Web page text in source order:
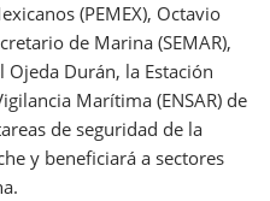
(PEMEX), Octavio
de Marina (SEMAR),
Ojeda Durán, la Estación
Marítima (ENSAR) de
de seguridad de la
y beneficiará a sectores